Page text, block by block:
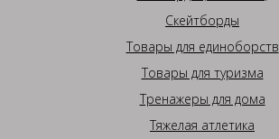
Скейтборды
Товары для единоборств
Товары для туризма
Тренажеры для дома
Тяжелая атлетика